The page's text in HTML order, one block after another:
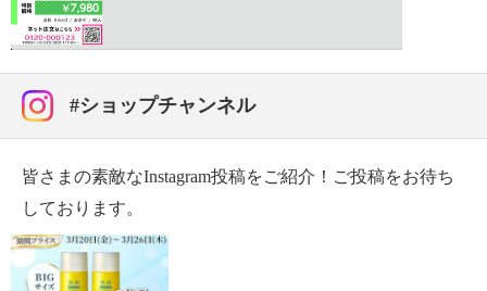
ー、ラズベリー
【ＶＣ１００ブライトアップＵＶ（日焼け止め日中美
メーカーＨＰでは３０ｍｌサイズの販売があり、本品
はその２倍サイズ（６０ｍｌ）。
＜リニューアル情報（２０２６年３月〜）＞
美容成分にこだわりリニューアルしました。
ノンアルコール、タール系色素不使用、紫外線吸収剤
不使用
#ショップチャンネル
皆さまの素敵なInstagram投稿をご紹介！ご投稿をお待ち
しております。